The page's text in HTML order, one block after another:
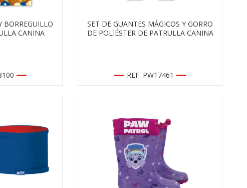
BORREGUILLO
CANINA
SET DE GUANTES MÁGICOS Y GORRO
DE POLIÉSTER DE PATRULLA CANINA
REF. PW17461